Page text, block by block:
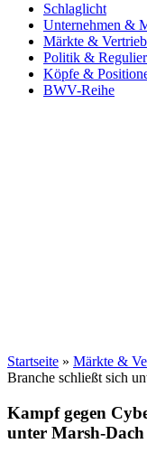
Schlaglicht
Unternehmen &
Märkte & Vertrieb
Politik &
Köpfe &
BWV-Reihe
Startseite » Märkte &
Branche schließt sich
Kampf gegen
unter Marsh-Dach